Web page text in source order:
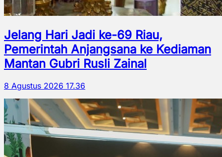
Jelang Hari Jadi ke-69 Riau,
Pemerintah Anjangsana ke Kediaman
Mantan Gubri Rusli Zainal
8 Agustus 2026 17.36